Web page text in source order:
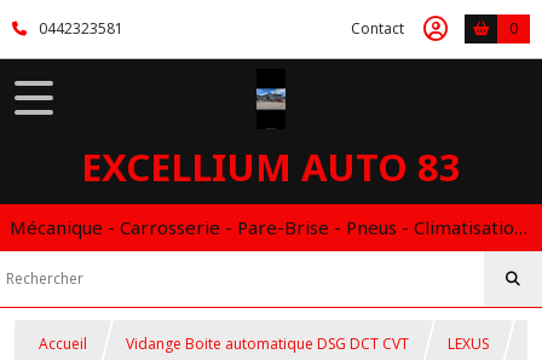
0442323581 Contact 0
EXCELLIUM AUTO 83
Mécanique - Carrosserie - Pare-Brise - Pneus - Climatisation - Entretien - Vidange Boite Auto - Boitier éthanol
Accueil Vidange Boite automatique DSG DCT CVT LEXUS